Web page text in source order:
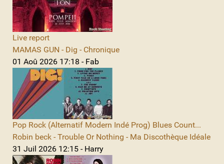
Live report
MAMAS GUN - Dig - Chronique
01 Aoû 2026 17:18 - Fab
Pop Rock (Alternatif Modern Indé Prog) Blues Count...
Robin beck - Trouble Or Nothing - Ma Discothèque Idéale
31 Juil 2026 12:15 - Harry